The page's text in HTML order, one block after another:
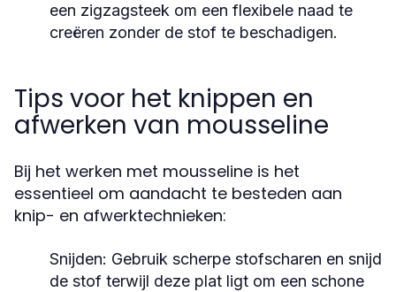
een zigzagsteek om een flexibele naad te
creëren zonder de stof te beschadigen.
Tips voor het knippen en
afwerken van mousseline
Bij het werken met mousseline is het
essentieel om aandacht te besteden aan
knip- en afwerktechnieken:
Snijden: Gebruik scherpe stofscharen en snijd
de stof terwijl deze plat ligt om een schone